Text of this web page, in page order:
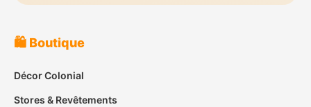
🛍️ Boutique
Décor Colonial
Stores & Revêtements